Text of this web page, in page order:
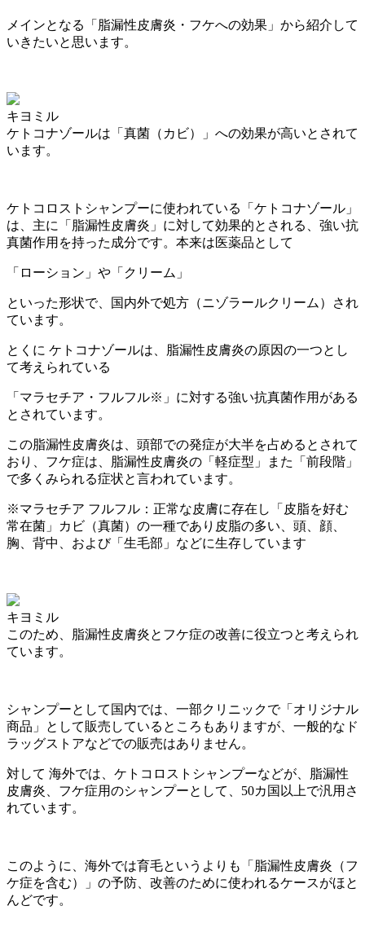
メインとなる「脂漏性皮膚炎・フケへの効果」から紹介して
いきたいと思います。
キヨミル
ケトコナゾールは「真菌（カビ）」への効果が高いとされて
います。
ケトコロストシャンプーに使われている「ケトコナゾール」
は、主に 「脂漏性皮膚炎」に対して効果的とされる、強い抗
真菌作用を持った成分です。本来は医薬品として
「ローション」や「クリーム」
といった形状で、国内外で処方（ニゾラールクリーム）され
ています。
とくに ケトコナゾールは、脂漏性皮膚炎の原因の一つとし
て考えられている
「マラセチア・フルフル※」に対する強い抗真菌作用がある
とされています。
この脂漏性皮膚炎は、頭部での発症が大半を占めるとされて
おり、フケ症は、脂漏性皮膚炎の「軽症型」また「前段階」
で多くみられる症状と言われています。
※マラセチア フルフル：正常な皮膚に存在し「皮脂を好む
常在菌」カビ（真菌）の一種であり皮脂の多い、頭、顔、
胸、背中、および「生毛部」などに生存しています
キヨミル
このため、脂漏性皮膚炎とフケ症の改善に役立つと考えられ
ています。
シャンプーとして国内では、一部クリニックで「オリジナル
商品」として販売しているところもありますが、 一般的なド
ラッグストアなどでの販売はありません。
対して 海外では、ケトコロストシャンプーなどが、脂漏性
皮膚炎、フケ症用のシャンプーとして、 50カ国以上で汎用 さ
れています。
このように、海外では育毛というよりも「脂漏性皮膚炎（フ
ケ症を含む）」の予防、改善のために使われるケースがほと
んどです。